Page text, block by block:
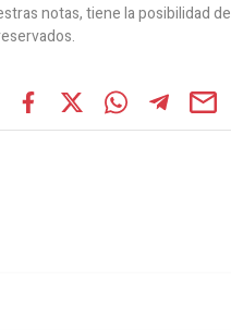
notas, tiene la posibilidad de